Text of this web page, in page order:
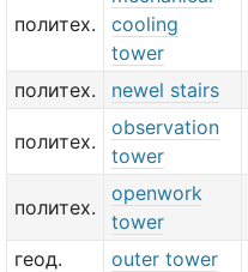
политех.
cooling
tower
политех. newel stairs
политех.
observation
tower
политех.
openwork
tower
геод. outer tower